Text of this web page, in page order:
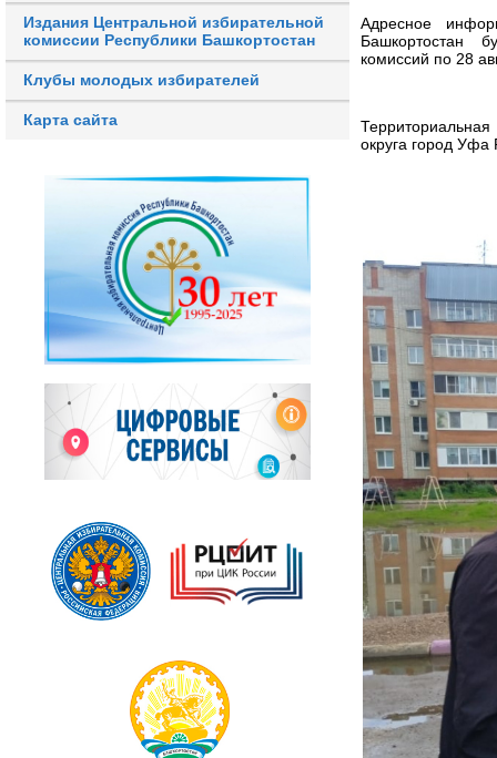
Издания Центральной избирательной
комиссии Республики Башкортостан
Клубы молодых избирателей
Карта сайта
Адресное
Башкортостан
комиссий по 28
округа город Уфа